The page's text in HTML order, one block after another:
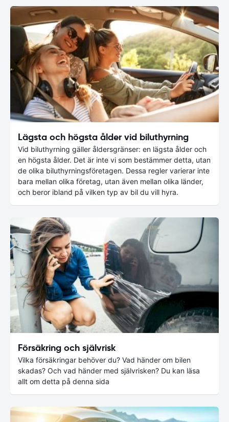
Lägsta och högsta ålder vid biluthyrning
Vid biluthyrning gäller åldersgränser: en lägsta ålder och
en högsta ålder. Det är inte vi som bestämmer detta, utan
de olika biluthyrningsföretagen. Dessa regler varierar inte
bara mellan olika företag, utan även mellan olika länder,
och beror ibland på vilken typ av bil du vill hyra.
Försäkring och självrisk
Vilka försäkringar behöver du? Vad händer om bilen
skadas? Och vad händer med självrisken? Du kan läsa
allt om detta på denna sida